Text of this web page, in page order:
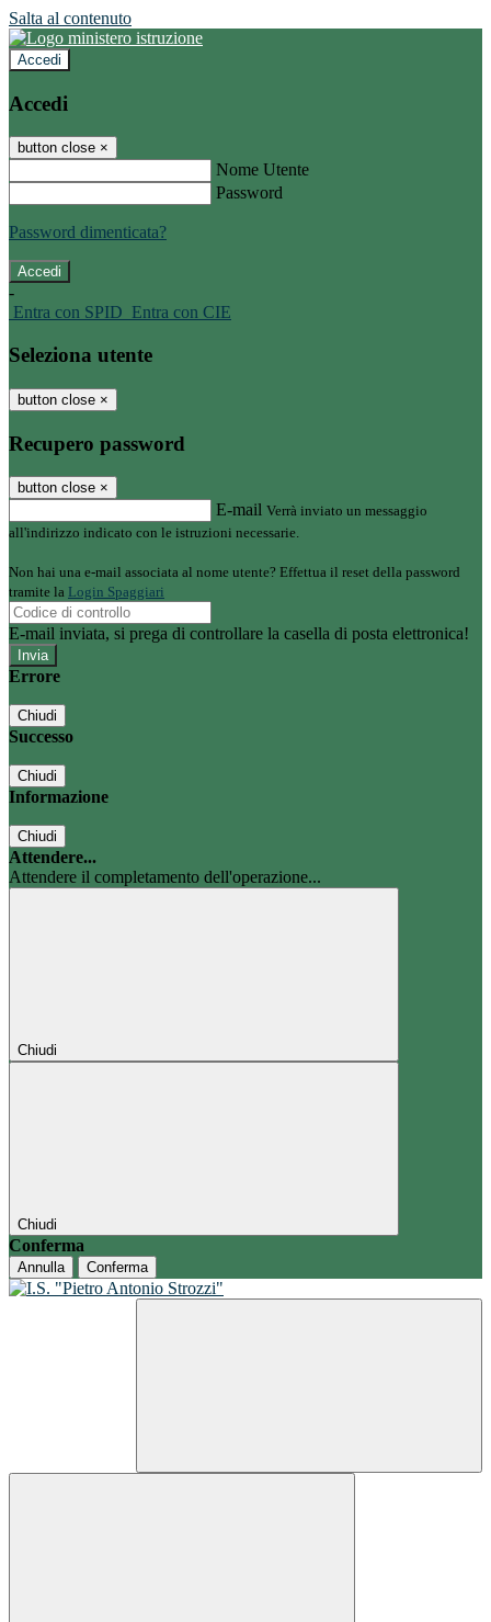
Salta al contenuto
Accedi
Accedi
button close ×
Nome Utente
Password
Password dimenticata?
-
Entra con SPID Entra con CIE
Seleziona utente
button close ×
Recupero password
button close ×
E-mail Verrà inviato un messaggio
all'indirizzo indicato con le istruzioni necessarie.
Non hai una e-mail associata al nome utente? Effettua il reset della password
tramite la Login Spaggiari
E-mail inviata, si prega di controllare la casella di posta elettronica!
Errore
Chiudi
Successo
Chiudi
Informazione
Chiudi
Attendere...
Attendere il completamento dell'operazione...
Chiudi
Chiudi
Conferma
Annulla Conferma